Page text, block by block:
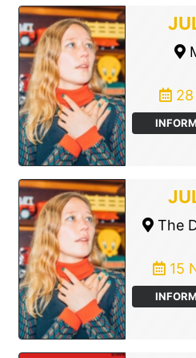
28
The
15